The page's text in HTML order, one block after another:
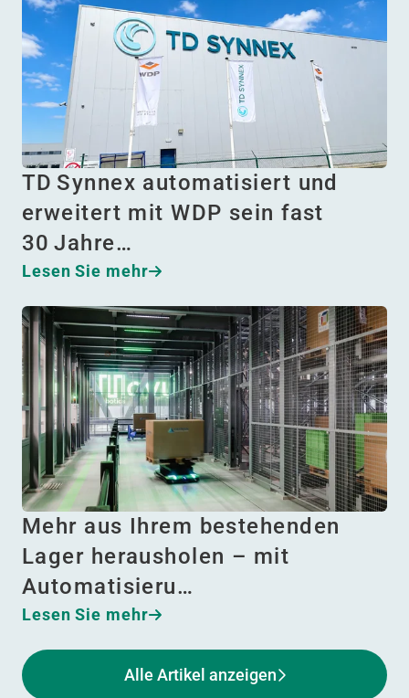
TD Synnex automatisiert und
erweitert mit WDP sein fast
30 Jahre…
Lesen Sie mehr
Mehr aus Ihrem bestehenden
Lager herausholen – mit
Automatisieru…
Lesen Sie mehr
Alle Artikel anzeigen